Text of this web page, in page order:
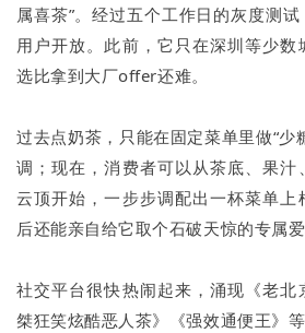
属喜茶”。经过五个工作日的灰度测
用户开放。此前，它只在深圳等少数
选比拿到大厂offer还难。
过去点奶茶，只能在固定菜单里做“少
调；现在，消费者可以从茶底、果汁
云顶开始，一步步调配出一杯菜单上
后还能亲自给它取个石破天惊的专属爱
社交平台很快热闹起来，涌现《老北
桀狂笑炫酷恶人茶》《强效通便王》等